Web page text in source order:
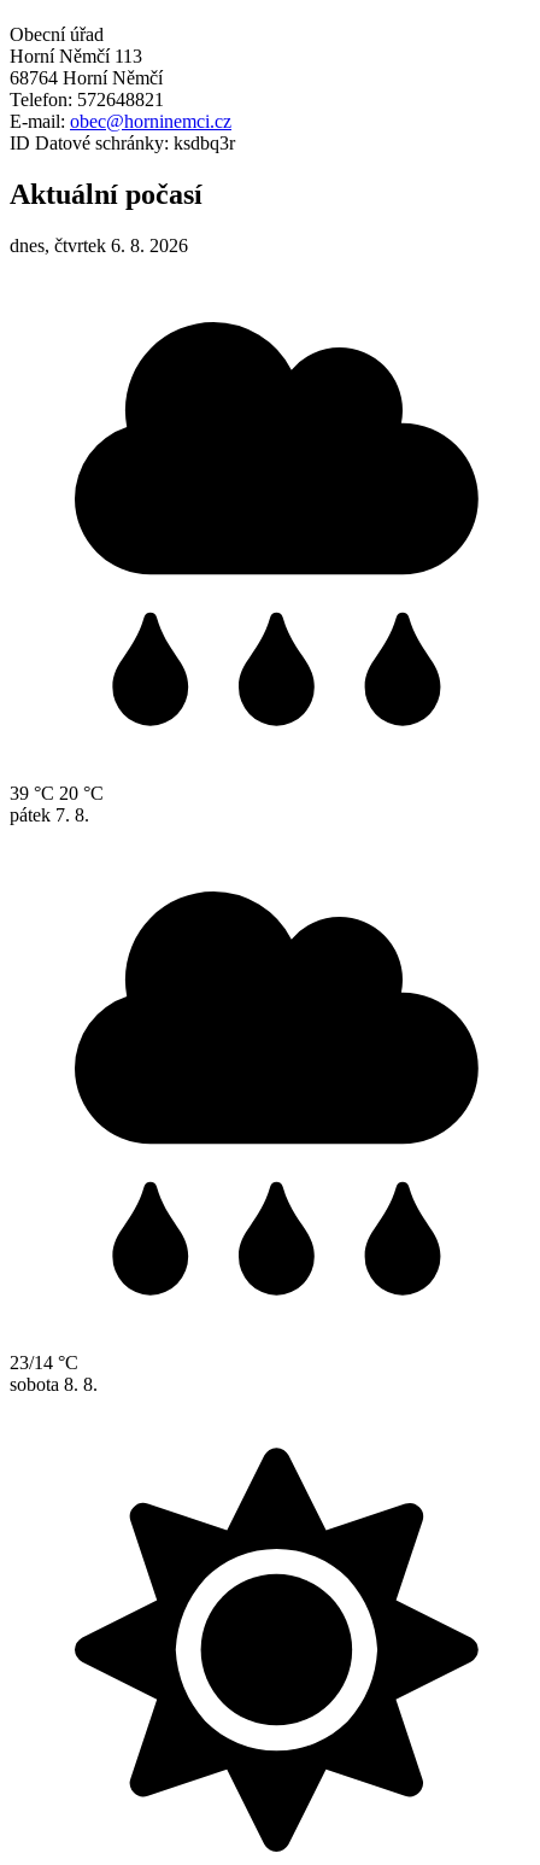
Obecní úřad
Horní Němčí 113
68764 Horní Němčí
Telefon: 572648821
E-mail: obec@horninemci.cz
ID Datové schránky: ksdbq3r
Aktuální počasí
dnes, čtvrtek 6. 8. 2026
39 °C 20 °C
pátek 7. 8.
23/14 °C
sobota 8. 8.